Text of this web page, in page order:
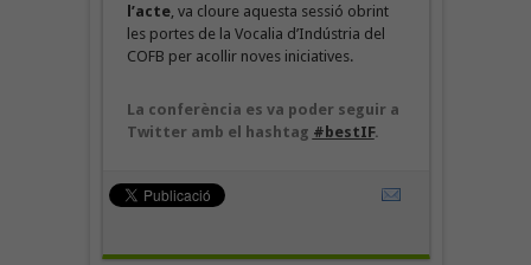
l’acte, va cloure aquesta sessió obrint
les portes de la Vocalia d’Indústria del
COFB per acollir noves iniciatives.
La conferència es va poder seguir a
Twitter amb el hashtag #bestIF.